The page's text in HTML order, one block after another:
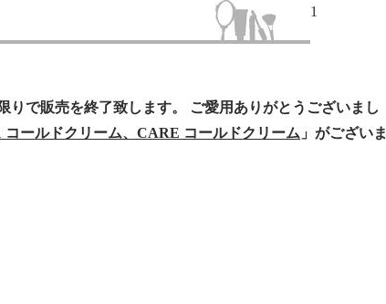
1
で販売を終了致します。 ご愛用ありがとうございまし
コールドクリーム、CARE コールドクリーム 」がございま